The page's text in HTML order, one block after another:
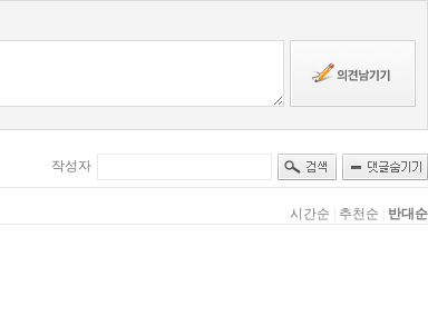
작성자
시간순 추천순 반대순